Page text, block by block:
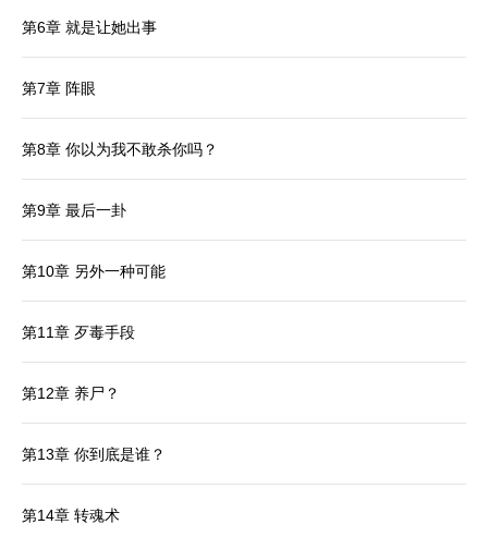
第6章 就是让她出事
第7章 阵眼
第8章 你以为我不敢杀你吗？
第9章 最后一卦
第10章 另外一种可能
第11章 歹毒手段
第12章 养尸？
第13章 你到底是谁？
第14章 转魂术